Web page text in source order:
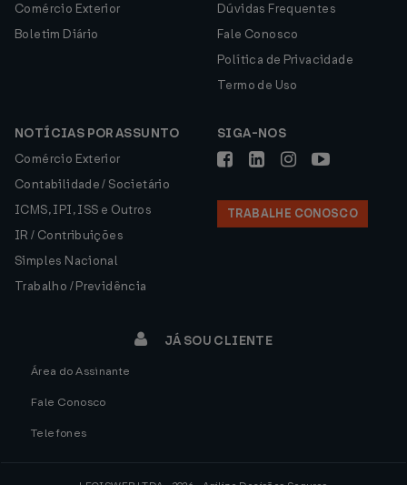
Comércio Exterior
Boletim Diário
Dúvidas Frequentes
Fale Conosco
Política de Privacidade
Termo de Uso
NOTÍCIAS POR ASSUNTO
Comércio Exterior
Contabilidade / Societário
ICMS, IPI, ISS e Outros
IR / Contribuições
Simples Nacional
Trabalho / Previdência
SIGA-NOS
TRABALHE CONOSCO
JÁ SOU CLIENTE
Área do Assinante
Fale Conosco
Telefones